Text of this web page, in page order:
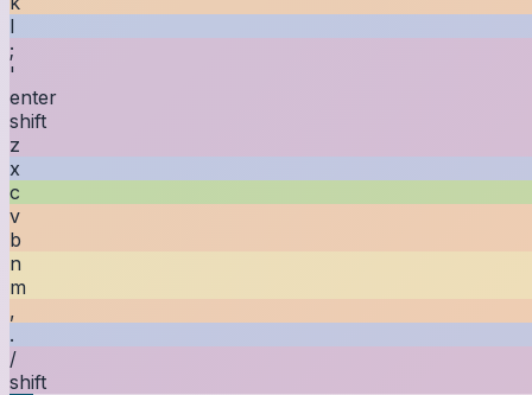
l
;
'
enter
shift
z
x
c
v
b
n
m
,
.
/
shift